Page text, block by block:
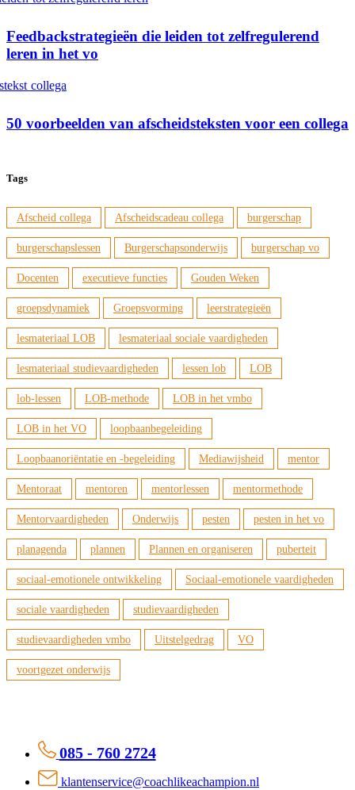
Feedbackstrategieën die leiden tot zelfregulerend
leren in het vo
50 voorbeelden van afscheidsteksten voor een collega
Tags
Afscheid collega Afscheidscadeau collega burgerschap
burgerschapslessen Burgerschapsonderwijs burgerschap vo
Docenten executieve functies Gouden Weken
groepsdynamiek Groepsvorming leerstrategieën
lesmateriaal LOB lesmateriaal sociale vaardigheden
lesmateriaal studievaardigheden lessen lob LOB
lob-lessen LOB-methode LOB in het vmbo
LOB in het VO loopbaanbegeleiding
Loopbaanoriëntatie en -begeleiding Mediawijsheid mentor
Mentoraat mentoren mentorlessen mentormethode
Mentorvaardigheden Onderwijs pesten pesten in het vo
planagenda plannen Plannen en organiseren puberteit
sociaal-emotionele ontwikkeling Sociaal-emotionele vaardigheden
sociale vaardigheden studievaardigheden
studievaardigheden vmbo Uitstelgedrag VO
voortgezet onderwijs
085 - 760 2724
klantenservice@coachlikeachampion.nl